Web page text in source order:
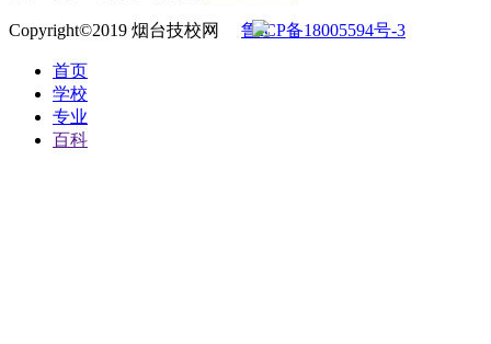
Copyright©2019 烟台技校网 鲁ICP备18005594号-3
首页
学校
专业
百科